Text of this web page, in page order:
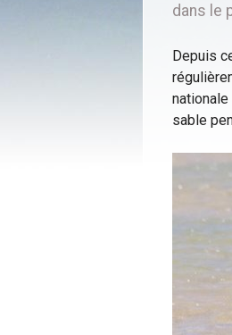
dans le
Depuis
nationale
sable